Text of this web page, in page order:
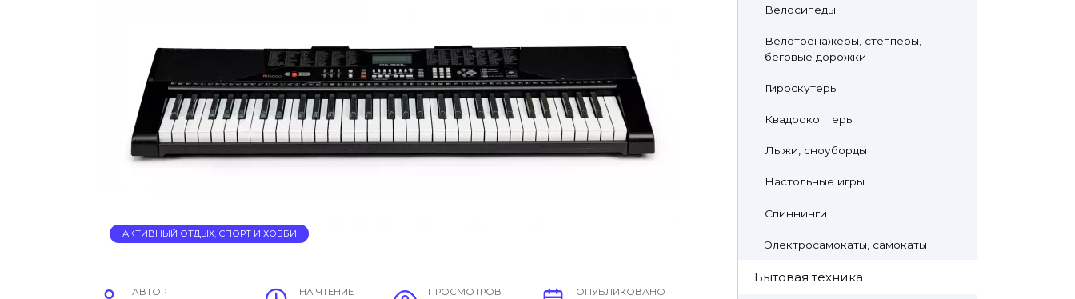
АКТИВНЫЙ ОТДЫХ, СПОРТ И ХОББИ
АВТОР НА ЧТЕНИЕ ПРОСМОТРОВ ОПУБЛИКОВАНО
Велосипеды
Велотренажеры, степперы,
беговые дорожки
Гироскутеры
Квадрокоптеры
Лыжи, сноуборды
Настольные игры
Спиннинги
Электросамокаты, самокаты
Бытовая техника